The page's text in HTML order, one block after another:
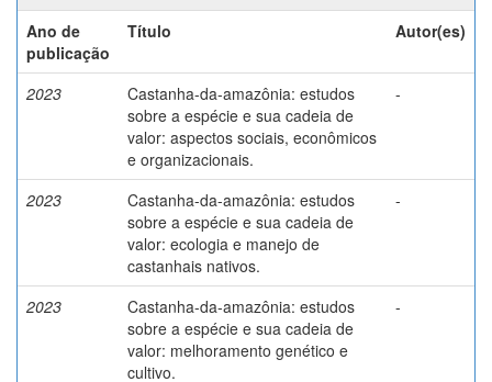
Ano de
publicação
Título Autor(es)
2023
Castanha-da-amazônia: estudos
sobre a espécie e sua cadeia de
valor: aspectos sociais, econômicos
e organizacionais.
-
2023
Castanha-da-amazônia: estudos
sobre a espécie e sua cadeia de
valor: ecologia e manejo de
castanhais nativos.
-
2023
Castanha-da-amazônia: estudos
sobre a espécie e sua cadeia de
valor: melhoramento genético e
cultivo.
-